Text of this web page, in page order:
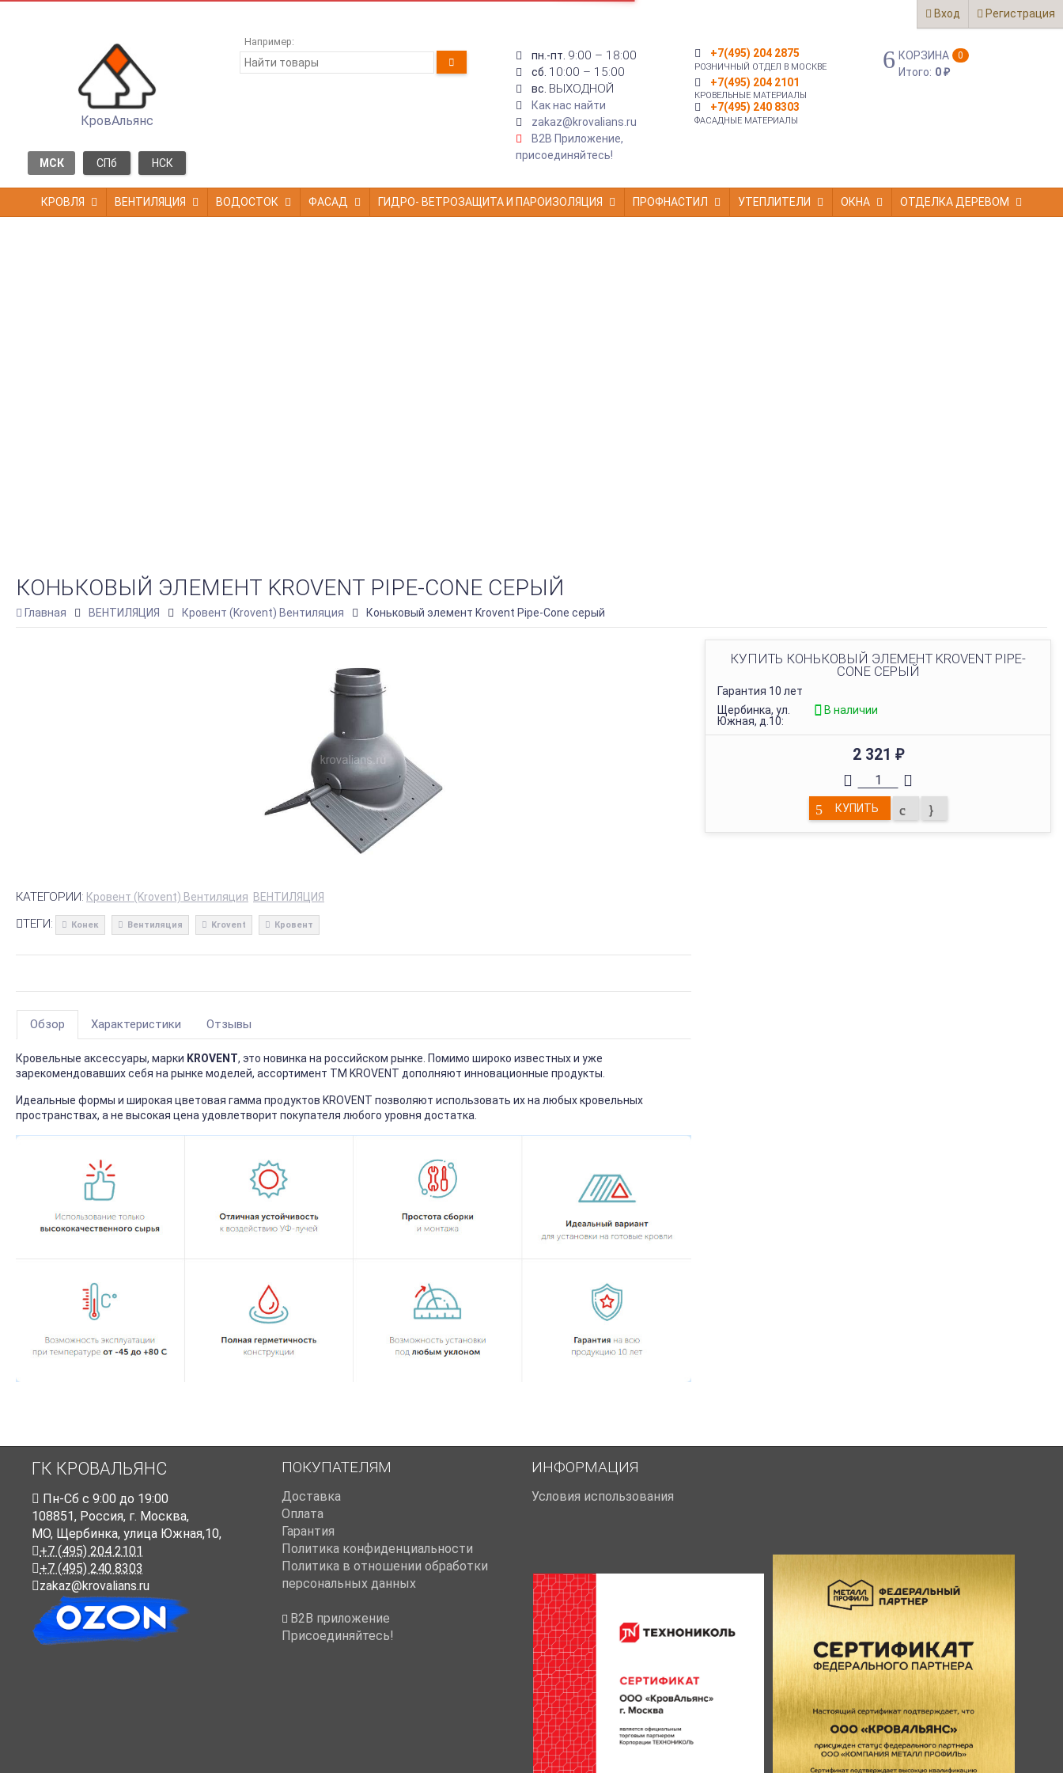
Вход Регистрация
КровАльянс
МСК СПб НСК
Например:
пн.-пт. 9:00 – 18:00
сб. 10:00 – 15:00
вс. ВЫХОДНОЙ
Как нас найти
zakaz@krovalians.ru
B2B Приложение,
присоединяйтесь!
+7(495) 204 2875
РОЗНИЧНЫЙ ОТДЕЛ В МОСКВЕ
+7(495) 204 2101
КРОВЕЛЬНЫЕ МАТЕРИАЛЫ
+7(495) 240 8303
ФАСАДНЫЕ МАТЕРИАЛЫ
КОРЗИНА 0
Итого: 0₽
КРОВЛЯ ВЕНТИЛЯЦИЯ ВОДОСТОК ФАСАД ГИДРО- ВЕТРОЗАЩИТА И ПАРОИЗОЛЯЦИЯ ПРОФНАСТИЛ УТЕПЛИТЕЛИ ОКНА ОТДЕЛКА ДЕРЕВОМ
КОНЬКОВЫЙ ЭЛЕМЕНТ KROVENT PIPE-CONE СЕРЫЙ
Главная ВЕНТИЛЯЦИЯ Кровент (Krovent) Вентиляция Коньковый элемент Krovent Pipe-Cone серый
КУПИТЬ КОНЬКОВЫЙ ЭЛЕМЕНТ KROVENT PIPE-
CONE СЕРЫЙ
Гарантия 10 лет
Щербинка, ул.
Южная, д.10:
В наличии
2 321 ₽
КУПИТЬ
КАТЕГОРИИ: Кровент (Krovent) Вентиляция ВЕНТИЛЯЦИЯ
ТЕГИ: Конек Вентиляция Krovent Кровент
Обзор Характеристики Отзывы
Кровельные аксессуары, марки KROVENT, это новинка на российском рынке. Помимо широко известных и уже
зарекомендовавших себя на рынке моделей, ассортимент ТМ KROVENT дополняют инновационные продукты.
Идеальные формы и широкая цветовая гамма продуктов KROVENT позволяют использовать их на любых кровельных
пространствах, а не высокая цена удовлетворит покупателя любого уровня достатка.
ГК КРОВАЛЬЯНС
Пн-Cб с 9:00 до 19:00
108851, Россия, г. Москва,
МО, Щербинка, улица Южная,10,
+7 (495) 204 2101
+7 (495) 240 8303
zakaz@krovalians.ru
ПОКУПАТЕЛЯМ
Доставка
Оплата
Гарантия
Политика конфиденциальности
Политика в отношении обработки
персональных данных
B2B приложение
Присоединяйтесь!
ИНФОРМАЦИЯ
Условия использования